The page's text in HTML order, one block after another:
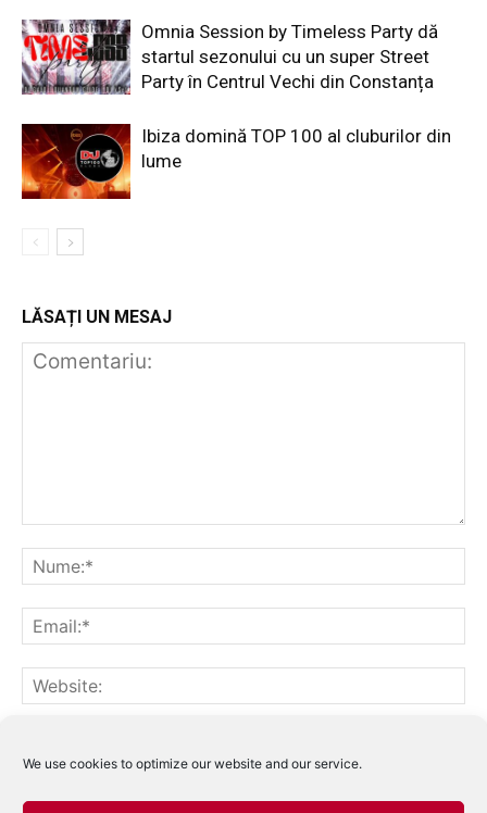
We use cookies to optimize our website and our service.
Omnia Session by Timeless Party dă
startul sezonului cu un super Street
Party în Centrul Vechi din Constanța
Ibiza domină TOP 100 al cluburilor din
lume
LĂSAȚI UN MESAJ
Notifică-mă prin email când sunt publicate articole noi.